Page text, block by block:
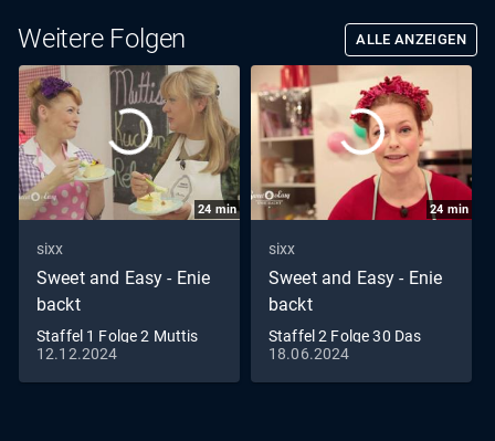
Weitere Folgen ALLE ANZEIGEN
24 min
sixx
Sweet and Easy - Enie
backt
Staffel 1 Folge 2 Muttis
Kuchen reloaded
12.12.2024
24 min
sixx
Sweet and Easy - Enie
backt
Staffel 2 Folge 30 Das
dicke Ende
18.06.2024